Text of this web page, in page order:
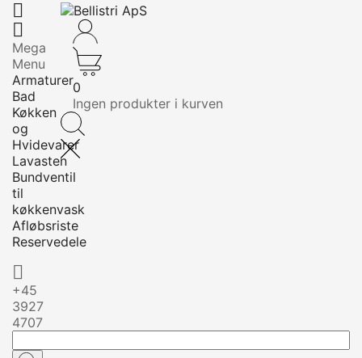


Mega
Menu
Armaturer
Bad
Køkken
og
Hvidevarer
Lavasten
Bundventil
til
køkkenvask
Afløbsriste
Reservedele

+45
3927
4707
0
Ingen produkter i kurven